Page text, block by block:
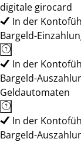
digitale girocard
In der
Bargeld-
In der
Bargeld-
Geldautomaten
In der
Bargeld-